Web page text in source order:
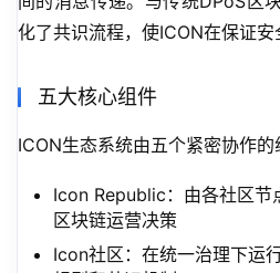
化了共识流程，使ICON在保证安
五大核心组件
ICON生态系统由五个紧密协作的
Icon Republic：由各社区节
区块链运营决策
Icon社区：在统一治理下运